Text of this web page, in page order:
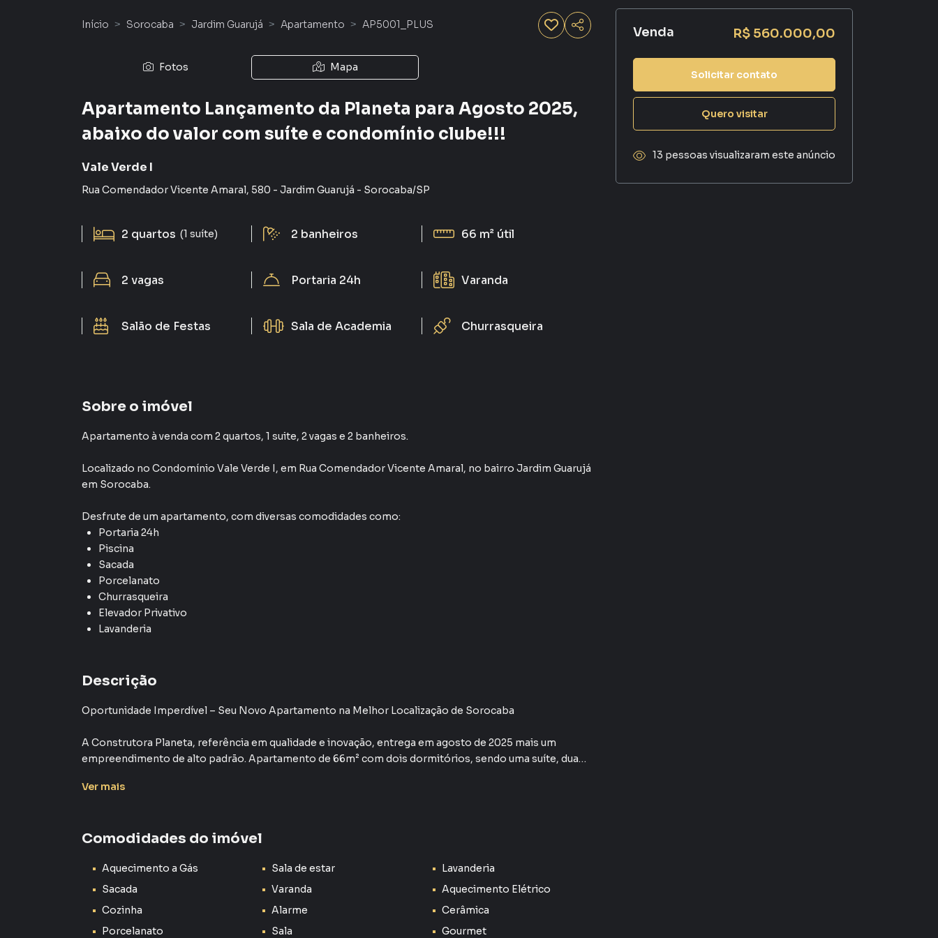
Início Sorocaba Jardim Guarujá Apartamento AP5001_PLUS
Fotos Mapa
Apartamento Lançamento da Planeta para Agosto 2025,
abaixo do valor com suíte e condomínio clube!!!
Vale Verde I
Rua Comendador Vicente Amaral, 580 - Jardim Guarujá - Sorocaba/SP
2 quartos (1 suíte) 2 banheiros 66 m² útil
2 vagas Portaria 24h Varanda
Salão de Festas Sala de Academia Churrasqueira
Sobre o imóvel
Apartamento à venda com 2 quartos, 1 suite, 2 vagas e 2 banheiros.
Localizado no Condomínio Vale Verde I, em Rua Comendador Vicente Amaral, no bairro Jardim Guarujá
em Sorocaba.
Desfrute de um apartamento, com diversas comodidades como:
Portaria 24h
Piscina
Sacada
Porcelanato
Churrasqueira
Elevador Privativo
Lavanderia
Descrição
Oportunidade Imperdível – Seu Novo Apartamento na Melhor Localização de Sorocaba
A Construtora Planeta, referência em qualidade e inovação, entrega em agosto de 2025 mais um
empreendimento de alto padrão. Apartamento de 66m² com dois dormitórios, sendo uma suíte, duas
completo, oferecendo lazer, segurança e conforto para toda a família.
Localização privilegiada, próxima ao Campolim e Largo do Divino, garantindo praticidade e valorização.
Não perca essa oportunidade de morar ou investir no mais novo e desejado empreendimento da
cidade.
Ver mais
Comodidades do imóvel
Aquecimento a Gás Sala de estar
Lavanderia
Sacada
Varanda
Aquecimento Elétrico
Cozinha
Alarme
Cerâmica
Porcelanato
Sala
Gourmet
Venda R$ 560.000,00
Solicitar contato
Quero visitar
13 pessoas visualizaram este anúncio